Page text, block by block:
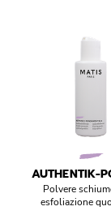
AUTHENTIK-
Polvere
esfoliazione